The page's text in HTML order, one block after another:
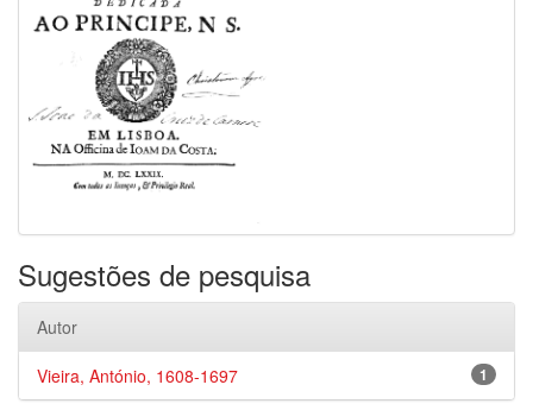
Sugestões de pesquisa
Autor
1
Vieira, António, 1608-1697